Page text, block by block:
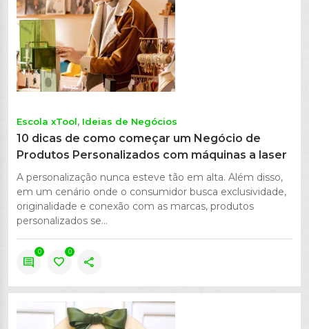
Escola xTool Ideias de Negócios
10 dicas de como começar um Negócio de
Produtos Personalizados com máquinas a laser
A personalização nunca esteve tão em alta. Além disso,
em um cenário onde o consumidor busca exclusividade,
originalidade e conexão com as marcas, produtos
personalizados se...
comment
0
favorite
0
share